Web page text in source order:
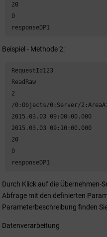
20
0
responseDP1
Beispiel - Methode 2:
RequestId123
ReadRaw
2
/0:Objects/0:Server/
2015.03.03 09:00:00.000
2015.03.03 09:10:00.000
20
0
responseDP1
Durch Klick auf die Übernehmen-
Abfrage mit den definierten
Parameterbeschreibung finden
Datenverarbeitung